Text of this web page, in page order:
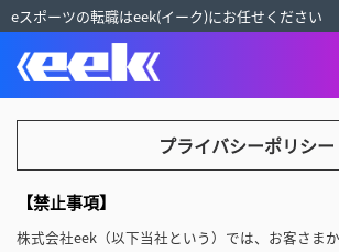
eスポーツの転職はeek(イーク)にお任せください
プライバシーポリシー
【禁止事項】
株式会社eek（以下当社という）では、お客さま